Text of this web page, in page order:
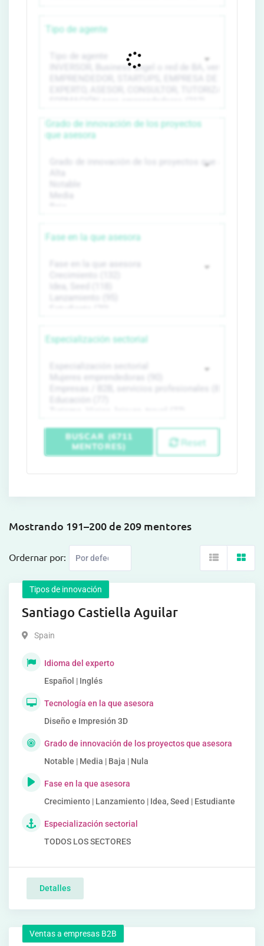
Tipo de agente
Grado de innovación de los proyectos
que asesora
Fase en la que asesora
Especialización sectorial
BUSCAR (6711
MENTORES)
Reset
Mostrando 191–200 de 209 mentores
Ordernar por:
Tipos de innovación
Santiago Castiella Aguilar
Spain
Idioma del experto
Español | Inglés
Tecnología en la que asesora
Diseño e Impresión 3D
Grado de innovación de los proyectos que asesora
Notable | Media | Baja | Nula
Fase en la que asesora
Crecimiento | Lanzamiento | Idea, Seed | Estudiante
Especialización sectorial
TODOS LOS SECTORES
Detalles
Ventas a empresas B2B